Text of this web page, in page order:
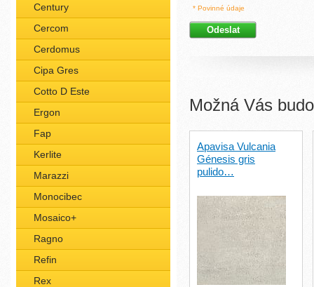
Century
Cercom
Cerdomus
Cipa Gres
Cotto D Este
Ergon
Fap
Kerlite
Marazzi
Monocibec
Mosaico+
Ragno
Refin
Rex
* Povinné údaje
Možná Vás
Apavisa Vulcania
Génesis gris
pulido…